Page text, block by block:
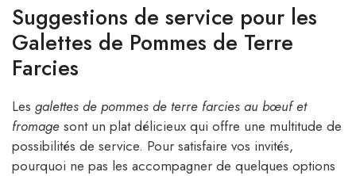
Suggestions de service pour les
Galettes de Pommes de Terre
Farcies
Les galettes de pommes de terre farcies au bœuf et
fromage sont un plat délicieux qui offre une multitude de
possibilités de service. Pour satisfaire vos invités,
pourquoi ne pas les accompagner de quelques options